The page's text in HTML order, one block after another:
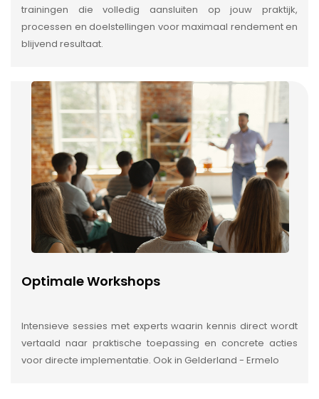
trainingen die volledig aansluiten op jouw praktijk,
processen en doelstellingen voor maximaal rendement en
blijvend resultaat.
Optimale Workshops
Intensieve sessies met experts waarin kennis direct wordt
vertaald naar praktische toepassing en concrete acties
voor directe implementatie. Ook in Gelderland - Ermelo